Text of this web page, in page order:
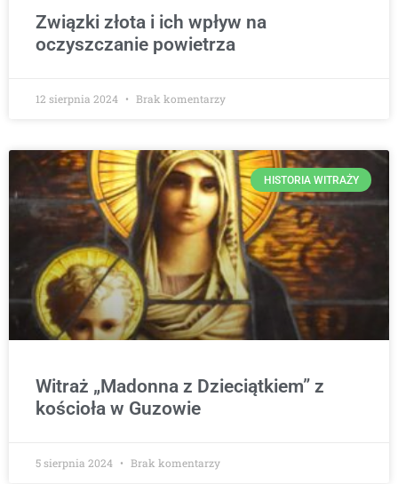
Związki złota i ich wpływ na
oczyszczanie powietrza
12 sierpnia 2024 Brak komentarzy
HISTORIA WITRAŻY
Witraż „Madonna z Dzieciątkiem” z
kościoła w Guzowie
5 sierpnia 2024 Brak komentarzy